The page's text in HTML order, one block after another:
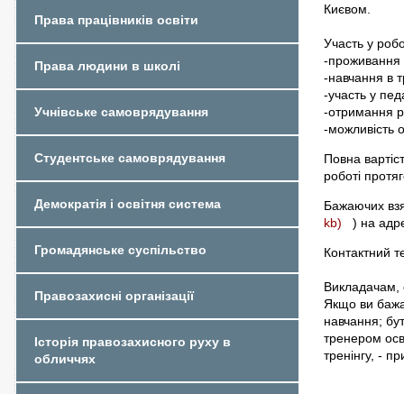
Києвом.
Участь у
-проживання
-навчання в
-участь у
-отримання
-можливість
Повна
роботі
Бажаючих
kb) ) на
Контактний
Викладачам,
Якщо ви
навчання;
тренером
тренінгу, -
Права працівників освіти
Права людини в школі
Учнівське самоврядування
Студентське самоврядування
Демократія і освітня система
Громадянське суспільство
Правозахисні організації
Історія правозахисного руху в
обличчях